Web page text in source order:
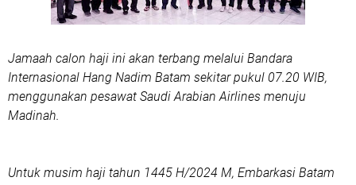
Jamaah calon haji ini akan terbang melalui Bandara
Internasional Hang Nadim Batam sekitar pukul 07.20 WIB,
menggunakan pesawat Saudi Arabian Airlines menuju
Madinah.
Untuk musim haji tahun 1445 H/2024 M, Embarkasi Batam